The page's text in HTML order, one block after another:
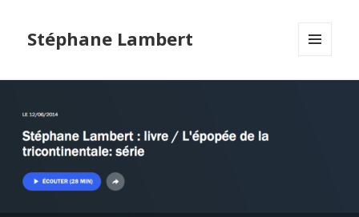
Stéphane Lambert